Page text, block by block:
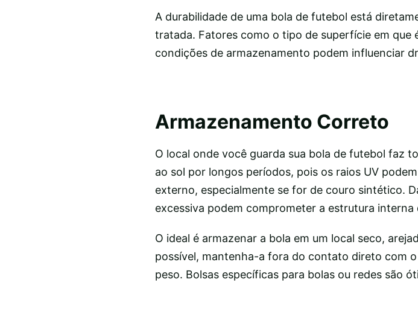
A durabilidade de uma bola de futebol está
tratada. Fatores como o tipo de superfície em que
condições de armazenamento podem influenciar
Armazenamento Correto
O local onde você guarda sua bola de futebol faz
ao sol por longos períodos, pois os raios UV
externo, especialmente se for de couro sintético.
excessiva podem comprometer a estrutura interna
O ideal é armazenar a bola em um local seco,
possível, mantenha-a fora do contato direto com
peso. Bolsas específicas para bolas ou redes são